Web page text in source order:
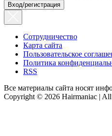
Вход/регистрация
Сотрудничество
Карта сайта
Пользовательское
Политика
RSS
Все материалы сайта носят
Copyright © 2026 Hairmaniac | All